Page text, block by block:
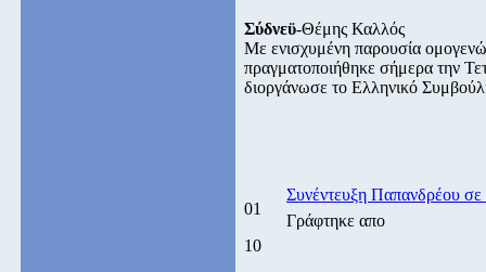
Σύδνεϋ-Θέμης Καλλός
Με ενισχυμένη παρουσία
πραγματοποιήθηκε σήμερα την
διοργάνωσε το Ελληνικό
01
10
Συνέντευξη Παπανδρέου σε
Γράφτηκε απο